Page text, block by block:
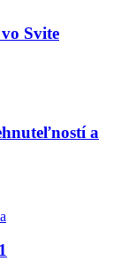
Svite
a